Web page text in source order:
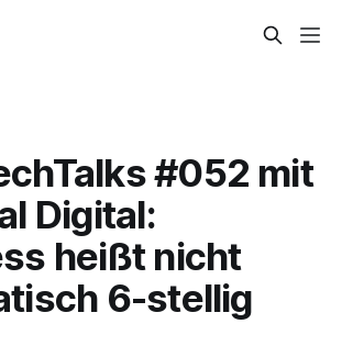
#052 mit
Digital:
heißt nicht
6-stellig